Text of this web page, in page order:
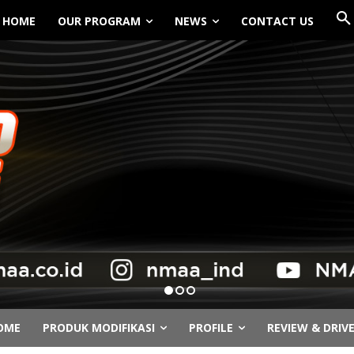
HOME OUR PROGRAM NEWS CONTACT US
PRODUK MODIFIKASI PROFILE REVIEW & DRIVE